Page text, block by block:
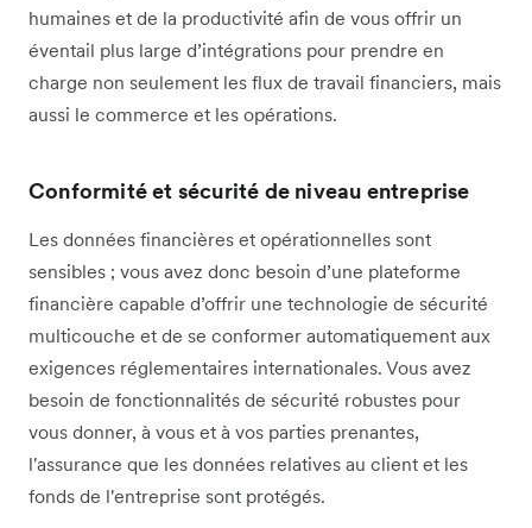
humaines et de la productivité afin de vous offrir un
éventail plus large d’intégrations pour prendre en
charge non seulement les flux de travail financiers, mais
aussi le commerce et les opérations.
Conformité et sécurité de niveau entreprise
Les données financières et opérationnelles sont
sensibles ; vous avez donc besoin d’une plateforme
financière capable d’offrir une technologie de sécurité
multicouche et de se conformer automatiquement aux
exigences réglementaires internationales. Vous avez
besoin de fonctionnalités de sécurité robustes pour
vous donner, à vous et à vos parties prenantes,
l'assurance que les données relatives au client et les
fonds de l'entreprise sont protégés.